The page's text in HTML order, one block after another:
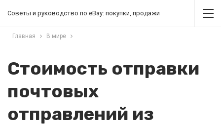
Советы и руководство по eBay: покупки, продажи
Главная В мире
Стоимость отправки
почтовых
отправлений из